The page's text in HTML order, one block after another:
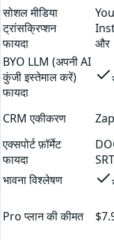
सोशल मीडिया
ट्रांसक्रिप्शन
फायदा
और
BYO LLM (अपनी AI
कुंजी इस्तेमाल करें)
फायदा
CRM एकीकरण
एक्सपोर्ट फ़ॉर्मेट
फायदा
SRT
भावना विश्लेषण
Pro प्लान की कीमत